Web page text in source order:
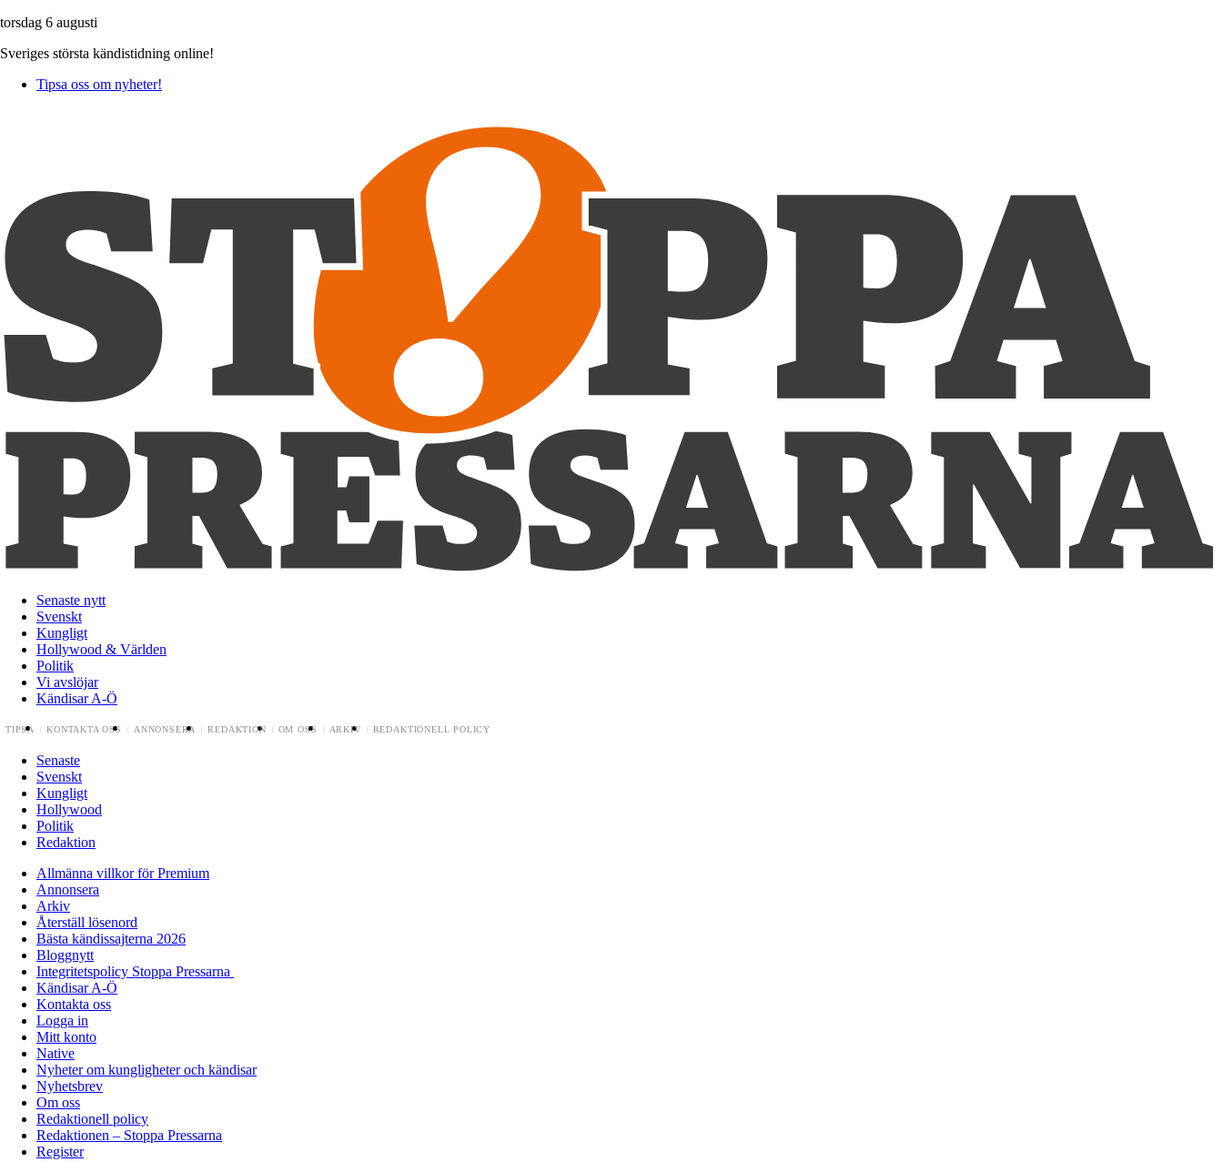
torsdag 6 augusti
Sveriges största kändistidning online!
Tipsa oss om nyheter!
Senaste nytt
Svenskt
Kungligt
Hollywood & Världen
Politik
Vi avslöjar
Kändisar A-Ö
TIPSA KONTAKTA OSS ANNONSERA REDAKTION OM OSS ARKIV REDAKTIONELL POLICY
Senaste
Svenskt
Kungligt
Hollywood
Politik
Redaktion
Allmänna villkor för Premium
Annonsera
Arkiv
Återställ lösenord
Bästa kändissajterna 2026
Bloggnytt
Integritetspolicy Stoppa Pressarna
Kändisar A-Ö
Kontakta oss
Logga in
Mitt konto
Native
Nyheter om kungligheter och kändisar
Nyhetsbrev
Om oss
Redaktionell policy
Redaktionen – Stoppa Pressarna
Register